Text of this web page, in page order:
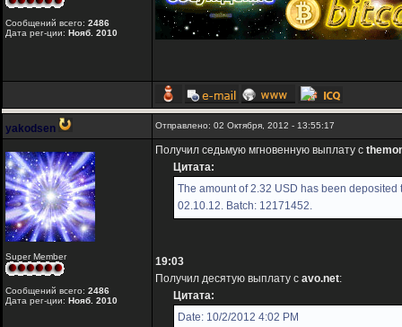
Сообщений всего: 2486
Дата рег-ции: Нояб. 2010
yakodsen Отправлено: 02 Октября, 2012 - 13:55:17
Super Member
Сообщений всего: 2486
Дата рег-ции: Нояб. 2010
Получил седьмую мгновенную выплату с
Цитата:
The amount of 2.32 USD has been
02.10.12. Batch: 12171452.
19:03
Получил десятую выплату с avo.net:
Цитата:
Date: 10/2/2012 4:02 PM